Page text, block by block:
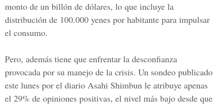
monto de un billón de dólares, lo que incluye la
distribución de 100.000 yenes por habitante para impulsar
el consumo.
Pero, además tiene que enfrentar la desconfianza
provocada por su manejo de la crisis. Un sondeo publicado
este lunes por el diario Asahi Shimbun le atribuye apenas
el 29% de opiniones positivas, el nivel más bajo desde que